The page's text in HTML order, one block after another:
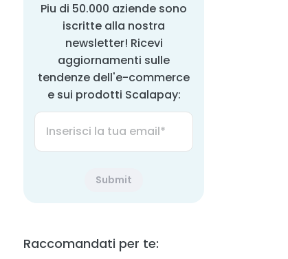
Piu di 50.000 aziende sono
iscritte alla nostra
newsletter! Ricevi
aggiornamenti sulle
tendenze dell'e-commerce
e sui prodotti Scalapay:
Raccomandati per te: